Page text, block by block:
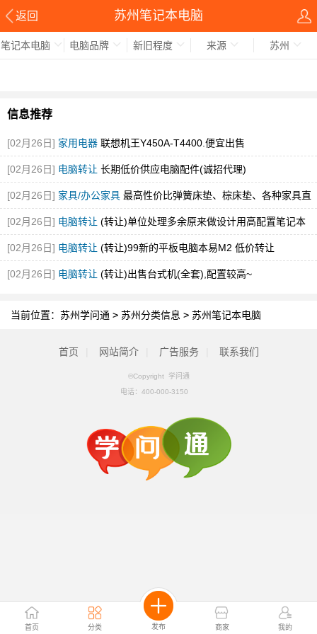
返回 苏州笔记本电脑
首页 分类 发布 商家 我的
笔记本电脑 电脑品牌 新旧程度 来源 苏州
信息推荐
[02月26日] 家用电器 联想机王Y450A-T4400.便宜出售
[02月26日] 电脑转让 长期低价供应电脑配件(诚招代理)
[02月26日] 家具/办公家具 最高性价比弹簧床垫、棕床垫、各种家具直
销[02月26日] 电脑转让 (转让)单位处理多余原来做设计用高配置笔记本
[02月26日] 电脑转让 (转让)99新的平板电脑本易M2 低价转让
[02月26日] 电脑转让 (转让)出售台式机(全套),配置较高~
当前位置： 苏州学问通 > 苏州分类信息 > 苏州笔记本电脑
首页 网站简介 广告服务 联系我们
©Copyright 学问通
电话： 400-000-3150